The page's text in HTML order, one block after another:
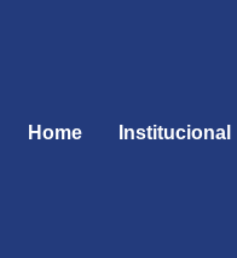
Home Institucional